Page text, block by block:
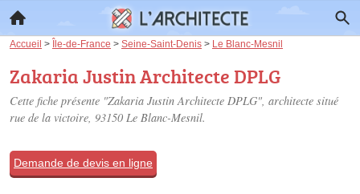
Accueil > Île-de-France > Seine-Saint-Denis > Le Blanc-Mesnil
Zakaria Justin Architecte DPLG
Cette fiche présente "Zakaria Justin Architecte DPLG", architecte situé
rue de la victoire, 93150 Le Blanc-Mesnil.
Demande de devis en ligne